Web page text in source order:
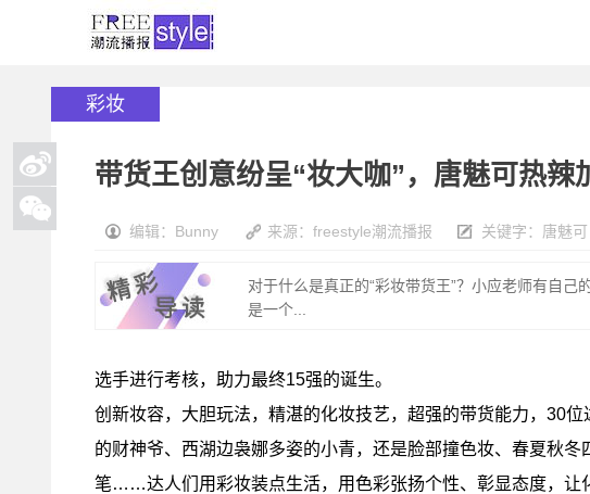
彩妆
带货王创意纷呈“妆大咖”，唐魅可热辣
编辑：Bunny 来源：freestyle潮流播报 关键字： 唐魅可
对于什么是真正的“彩妆带货王”？小应老师有自己
是一个...
选手进行考核，助力最终15强的诞生。
创新妆容，大胆玩法，精湛的化妆技艺，超强的带货能力，30
的财神爷、西湖边袅娜多姿的小青，还是脸部撞色妆、春夏秋
笔……达人们用彩妆装点生活，用色彩张扬个性、彰显态度，让